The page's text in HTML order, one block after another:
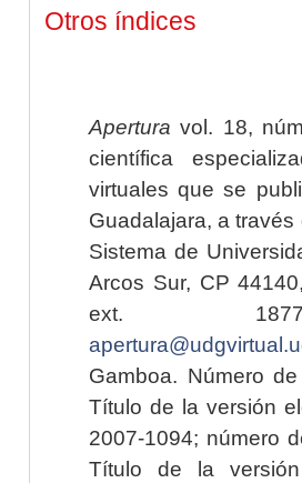
Otros índices
Apertura vol. 18,
científica
virtuales que se
Guadalajara, a
Sistema de
Arcos Sur, CP
ext.
Gamboa. Número
Título de la versión
2007-1094; número
Título de la versión